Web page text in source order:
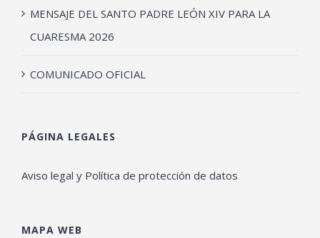
MENSAJE DEL SANTO PADRE LEÓN XIV PARA LA
CUARESMA 2026
COMUNICADO OFICIAL
PÁGINA LEGALES
Aviso legal y Política de protección de datos
MAPA WEB